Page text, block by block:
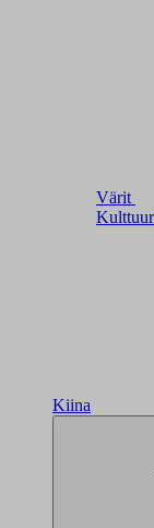
Värit
Kiina